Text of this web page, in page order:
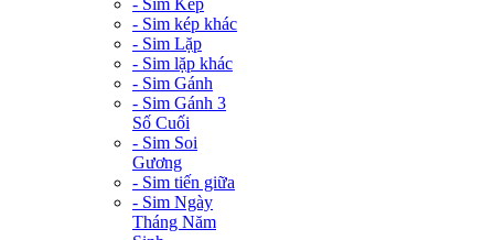
- Sim kép khác
- Sim Lặp
- Sim lặp khác
- Sim Gánh
- Sim Gánh 3
Số Cuối
- Sim Soi
Gương
- Sim tiến giữa
- Sim Ngày
Tháng Năm